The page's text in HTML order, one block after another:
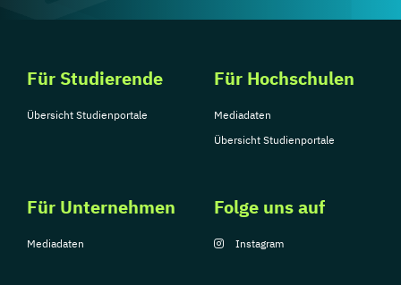
Für Studierende
Übersicht Studienportale
Für Hochschulen
Mediadaten
Übersicht Studienportale
Für Unternehmen
Mediadaten
Folge uns auf
Instagram